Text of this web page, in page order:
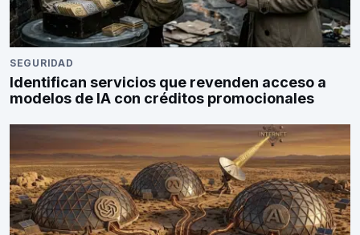
SEGURIDAD
Identifican servicios que revenden acceso a
modelos de IA con créditos promocionales